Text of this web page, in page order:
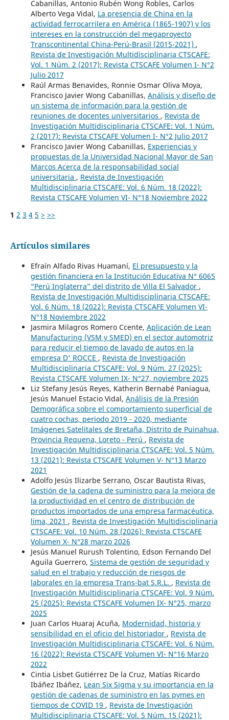
Cabanillas, Antonio Rubén Wong Robles, Carlos
Alberto Vega Vidal, La presencia de China en la
actividad ferrocarrilera en América (1865-1907) y los
intereses en la construcción del megaproyecto
Transcontinental China-Perú-Brasil (2015-2021) ,
Revista de Investigación Multidisciplinaria CTSCAFE:
Vol. 1 Núm. 2 (2017): Revista CTSCAFE Volumen I- N°2
Julio 2017
Raúl Armas Benavides, Ronnie Osmar Oliva Moya,
Francisco Javier Wong Cabanillas, Análisis y diseño de
un sistema de información para la gestión de
reuniones de docentes universitarios , Revista de
Investigación Multidisciplinaria CTSCAFE: Vol. 1 Núm.
2 (2017): Revista CTSCAFE Volumen I- N°2 Julio 2017
Francisco Javier Wong Cabanillas, Experiencias y
propuestas de la Universidad Nacional Mayor de San
Marcos Acerca de la responsabilidad social
universitaria , Revista de Investigación
Multidisciplinaria CTSCAFE: Vol. 6 Núm. 18 (2022):
Revista CTSCAFE Volumen VI- N°18 Noviembre 2022
1 2 3 4 5 > >>
Artículos similares
Efraín Alfado Rivas Huamaní, El presupuesto y la
gestión financiera en la Institución Educativa N° 6065
“Perú Inglaterra” del distrito de Villa El Salvador ,
Revista de Investigación Multidisciplinaria CTSCAFE:
Vol. 6 Núm. 18 (2022): Revista CTSCAFE Volumen VI-
N°18 Noviembre 2022
Jasmira Milagros Romero Ccente, Aplicación de Lean
Manufacturing (VSM y SMED) en el sector automotriz
para reducir el tiempo de lavado de autos en la
empresa D' ROCCE , Revista de Investigación
Multidisciplinaria CTSCAFE: Vol. 9 Núm. 27 (2025):
Revista CTSCAFE Volumen IX- N°27, noviembre 2025
Liz Stefany Jesús Reyes, Katherin Bernabé Paniagua,
Jesús Manuel Estacio Vidal, Análisis de la Presión
Demográfica sobre el comportamiento superficial de
cuatro cochas, periodo 2019 - 2020, mediante
Imágenes Satelitales de Bretaña, Distrito de Puinahua,
Provincia Requena, Loreto - Perú , Revista de
Investigación Multidisciplinaria CTSCAFE: Vol. 5 Núm.
13 (2021): Revista CTSCAFE Volumen V- N°13 Marzo
2021
Adolfo Jesús Ilizarbe Serrano, Oscar Bautista Rivas,
Gestión de la cadena de suministro para la mejora de
la productividad en el centro de distribución de
productos importados de una empresa farmacéutica,
lima, 2021 , Revista de Investigación Multidisciplinaria
CTSCAFE: Vol. 10 Núm. 28 (2026): Revista CTSCAFE
Volumen X- N°28 marzo 2026
Jesús Manuel Rurush Tolentino, Edson Fernando Del
Aguila Guerrero, Sistema de gestión de seguridad y
salud en el trabajo y reducción de riesgos de
laborales en la empresa Trans-bat S.R.L. , Revista de
Investigación Multidisciplinaria CTSCAFE: Vol. 9 Núm.
25 (2025): Revista CTSCAFE Volumen IX- N°25, marzo
2025
Juan Carlos Huaraj Acuña, Modernidad, historia y
sensibilidad en el oficio del historiador , Revista de
Investigación Multidisciplinaria CTSCAFE: Vol. 6 Núm.
16 (2022): Revista CTSCAFE Volumen VI- N°16 Marzo
2022
Cintia Lisbet Gutiérrez De la Cruz, Matías Ricardo
Ibáñez Ibáñez, Lean Six Sigma y su importancia en la
gestión de cadenas de suministro en las pymes en
tiempos de COVID 19 , Revista de Investigación
Multidisciplinaria CTSCAFE: Vol. 5 Núm. 15 (2021):